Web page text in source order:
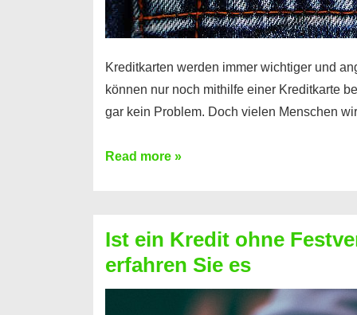
Kreditkarten werden immer wichtiger und
können nur noch mithilfe einer Kreditkarte
gar kein Problem. Doch vielen Menschen
Kreditkarte
Prepaid
ist
nicht
Read more »
Ist ein Kredit ohne
erfahren Sie es